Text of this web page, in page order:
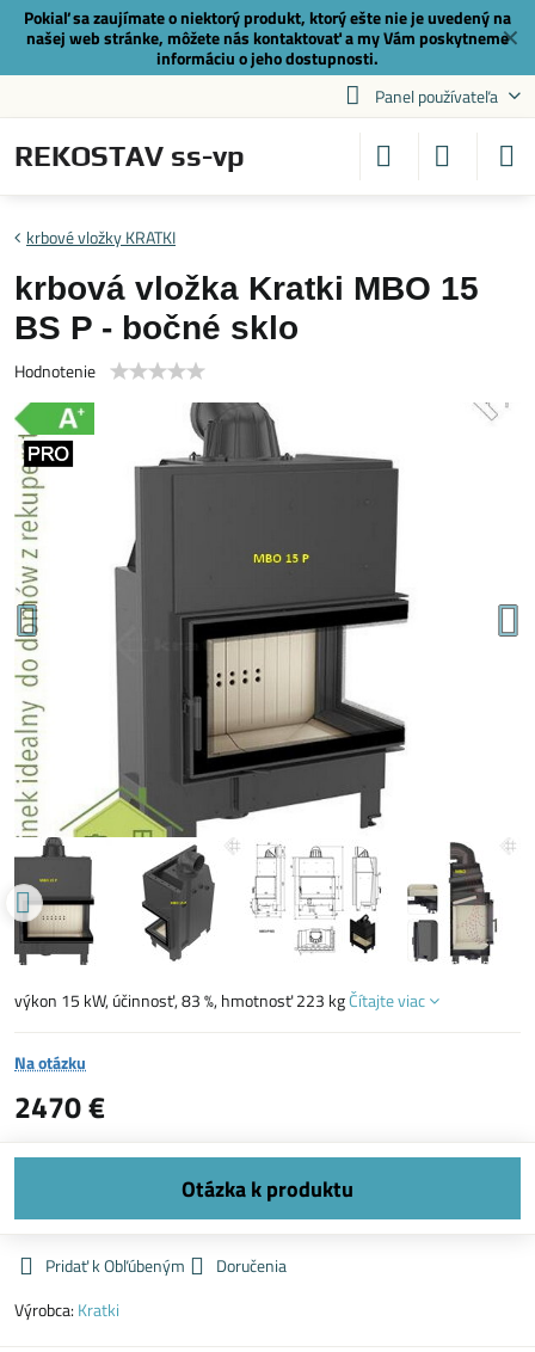
✕
Pokiaľ sa zaujímate o niektorý produkt, ktorý ešte nie je uvedený na
našej web stránke, môžete nás kontaktovaťa my Vám poskytneme
informáciu o jeho dostupnosti.
Panel používateľa
REKOSTAV ss-vp
krbové vložky KRATKI
krbová vložka Kratki MBO 15
BS P - bočné sklo
Hodnotenie
výkon 15 kW, účinnosť, 83 %, hmotnosť 223 kgČítajte viac
Na otázku
2470 €
Pridať k Obľúbeným
Doručenia
Výrobca: Kratki